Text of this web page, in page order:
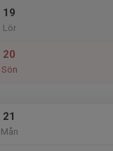
19
Lör
20
Sön
21
Mån